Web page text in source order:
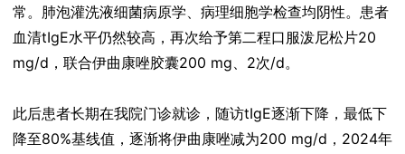
常。肺泡灌洗液细菌病原学、病理细胞学检查均阴性。患者
血清tIgE水平仍然较高，再次给予第二程口服泼尼松片20
mg/d，联合伊曲康唑胶囊200 mg、2次/d。
此后患者长期在我院门诊就诊，随访tIgE逐渐下降，最低下
降至80%基线值，逐渐将伊曲康唑减为200 mg/d，2024年